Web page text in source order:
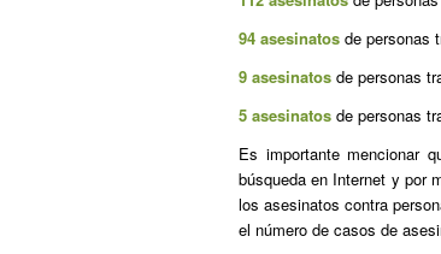
94 asesinatos de personas
9 asesinatos de personas
5 asesinatos de personas
Es importante mencionar
búsqueda en Internet y por
los asesinatos contra
el número de casos de